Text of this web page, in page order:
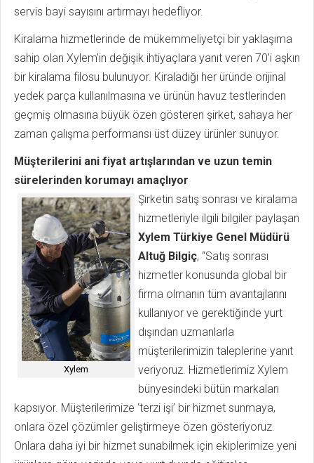
servis bayi sayısını artırmayı hedefliyor.
Kiralama hizmetlerinde de mükemmeliyetçi bir yaklaşıma
sahip olan Xylem’in değişik ihtiyaçlara yanıt veren 70’i aşkın
bir kiralama filosu bulunuyor. Kiraladığı her üründe orijinal
yedek parça kullanılmasına ve ürünün havuz testlerinden
geçmiş olmasına büyük özen gösteren şirket, sahaya her
zaman çalışma performansı üst düzey ürünler sunuyor.
Müşterilerini ani fiyat artışlarından ve uzun temin
sürelerinden korumayı amaçlıyor
Xylem
Şirketin satış sonrası ve kiralama
hizmetleriyle ilgili bilgiler paylaşan
Xylem Türkiye Genel Müdürü
Altuğ Bilgiç, “Satış sonrası
hizmetler konusunda global bir
firma olmanın tüm avantajlarını
kullanıyor ve gerektiğinde yurt
dışından uzmanlarla
müşterilerimizin taleplerine yanıt
veriyoruz. Hizmetlerimiz Xylem
bünyesindeki bütün markaları
kapsıyor. Müşterilerimize ‘terzi işi’ bir hizmet sunmaya,
onlara özel çözümler geliştirmeye özen gösteriyoruz.
Onlara daha iyi bir hizmet sunabilmek için ekiplerimize yeni